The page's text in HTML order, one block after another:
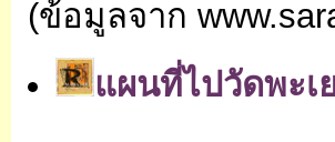
(ข้อมูลจาก
แผนที่ไปวัดพะเ